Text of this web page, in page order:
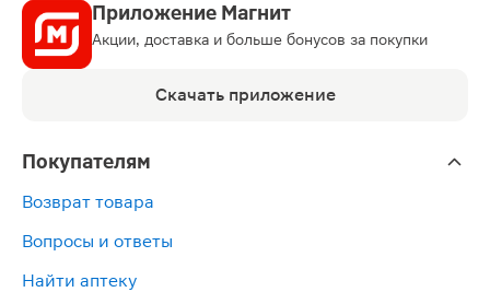
Приложение Магнит
Акции, доставка и больше бонусов за покупки
Скачать приложение
Покупателям
Возврат товара
Вопросы и ответы
Найти аптеку